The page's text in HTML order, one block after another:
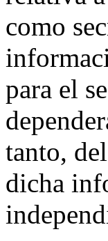
como
para el
tanto,
dicha